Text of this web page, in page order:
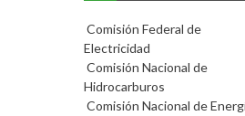
Comisión Federal de
Electricidad
Comisión Nacional de
Hidrocarburos
Comisión Nacional de